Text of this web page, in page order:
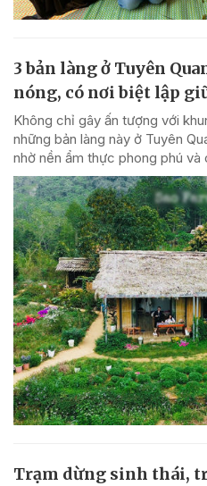
3 bản làng ở Tuyên
nóng, có nơi biệt lập
Không chỉ gây ấn tượng với
những bản làng này ở Tuyên
nhờ nền ẩm thực phong phú và
Trạm dừng sinh thái,